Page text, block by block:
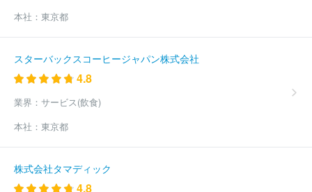
ワキ
株式会社プレイグラフ社
社日本流通産業新聞社
株式会社日本工業新聞社
株式会社朝日学
経済新聞社
株式会社日刊工業新聞社 研究出版株式会社
社音元出版
株式会社上越タイムス社
株式会社医療タイムス社
社
福島民友新聞株式会社
グ新聞社
四国新聞販売株式会社 株式会社ユース
有限会社富士
ニュース社
株式会社新聞展望社
本社： 東京都
スターバックスコーヒージャパン株式会社
4.8
業界： サービス(飲食)
本社： 東京都
株式会社タマディック
4.8